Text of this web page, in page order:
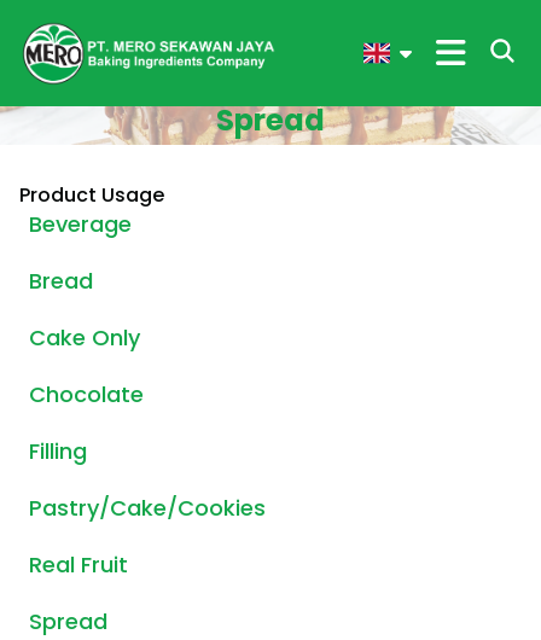
Spread
Product Usage
Beverage
Bread
Cake Only
Chocolate
Filling
Pastry/Cake/Cookies
Real Fruit
Spread